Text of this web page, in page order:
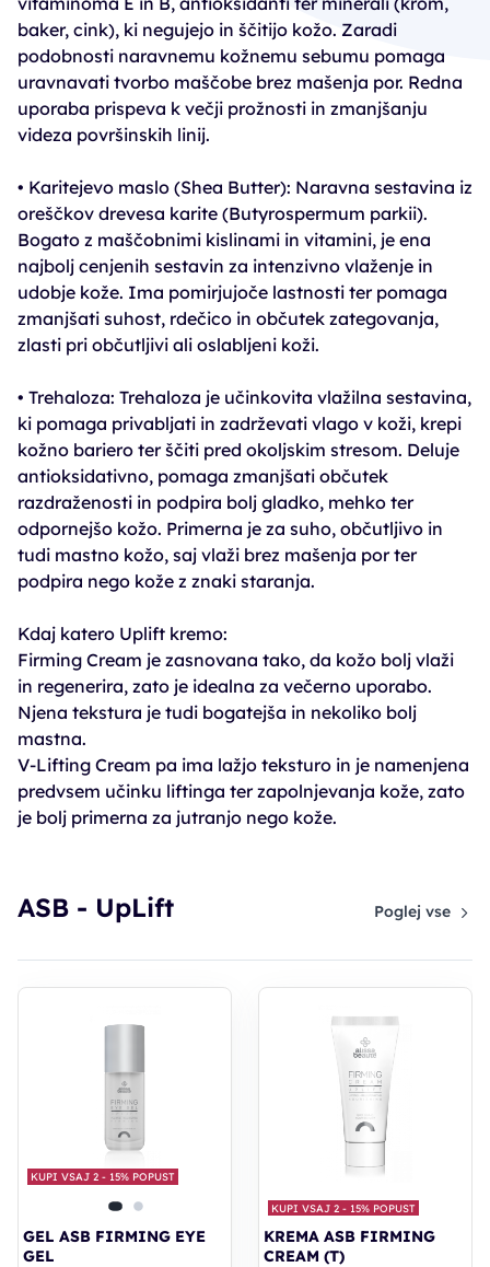
baker, cink), ki negujejo in ščitijo kožo. Zaradi
podobnosti naravnemu kožnemu sebumu pomaga
uravnavati tvorbo maščobe brez mašenja por. Redna
uporaba prispeva k večji prožnosti in zmanjšanju
videza površinskih linij.
• Karitejevo maslo (Shea Butter): Naravna sestavina iz
oreščkov drevesa karite (Butyrospermum parkii).
Bogato z maščobnimi kislinami in vitamini, je ena
najbolj cenjenih sestavin za intenzivno vlaženje in
udobje kože. Ima pomirjujoče lastnosti ter pomaga
zmanjšati suhost, rdečico in občutek zategovanja,
zlasti pri občutljivi ali oslabljeni koži.
• Trehaloza: Trehaloza je učinkovita vlažilna sestavina,
ki pomaga privabljati in zadrževati vlago v koži, krepi
kožno bariero ter ščiti pred okoljskim stresom. Deluje
antioksidativno, pomaga zmanjšati občutek
razdraženosti in podpira bolj gladko, mehko ter
odpornejšo kožo. Primerna je za suho, občutljivo in
tudi mastno kožo, saj vlaži brez mašenja por ter
podpira nego kože z znaki staranja.
Kdaj katero Uplift kremo:
Firming Cream je zasnovana tako, da kožo bolj vlaži
in regenerira, zato je idealna za večerno uporabo.
Njena tekstura je tudi bogatejša in nekoliko bolj
mastna.
V-Lifting Cream pa ima lažjo teksturo in je namenjena
predvsem učinku liftinga ter zapolnjevanja kože, zato
je bolj primerna za jutranjo nego kože.
ASB - UpLift Poglej vse
KUPI VSAJ 2 - 15% POPUST
GEL ASB FIRMING EYE
GEL
KUPI VSAJ 2 - 15% POPUST
KREMA ASB FIRMING
CREAM (T)